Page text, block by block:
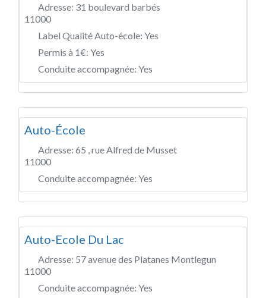
Adresse: 31 boulevard barbés
11000
Label Qualité Auto-école: Yes
Permis à 1€: Yes
Conduite accompagnée: Yes
Auto-École
Adresse: 65 , rue Alfred de Musset
11000
Conduite accompagnée: Yes
Auto-Ecole Du Lac
Adresse: 57 avenue des Platanes Montlegun
11000
Conduite accompagnée: Yes